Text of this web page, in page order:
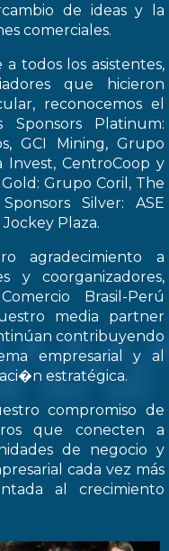
de ideas y la
comerciales.
todos los asistentes,
que hicieron
reconocemos el
Sponsors Platinum:
GCI Mining, Grupo
Invest, CentroCoop y
Grupo Coril, The
Silver: ASE
Plaza.
agradecimiento a
y coorganizadores,
Brasil-Perú
media partner
contribuyendo
empresarial y al
estratégica.
compromiso de
que conecten a
de negocio y
cada vez más
al crecimiento